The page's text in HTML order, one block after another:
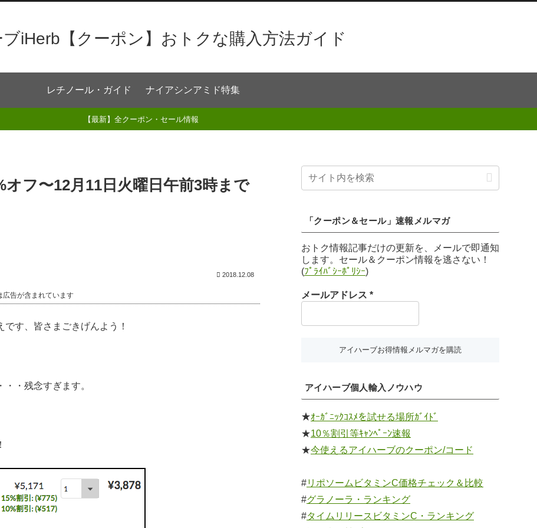
iHerb【クーポン】おトクな購入方法ガイド
レチノール・ガイド ナイアシンアミド特集
【最新】全クーポン・セール情報
オフ〜12月11日火曜日午前3時まで
2018.12.08
広告が含まれています
す、皆さまごきげんよう！
・残念すぎます。
「クーポン＆セール」速報メルマガ
おトク情報記事だけの更新を、メールで即通知
します。セール＆クーポン情報を逃さない！
(ﾌﾟﾗｲﾊﾞｼｰﾎﾟﾘｼｰ)
メールアドレス *
アイハーブ個人輸入ノウハウ
★ｵｰｶﾞﾆｯｸｺｽﾒを試せる場所ｶﾞｲﾄﾞ
★10％割引等ｷｬﾝﾍﾟｰﾝ速報
★今使えるアイハーブのクーポン/コード
#リポソームビタミンC価格チェック＆比較
#グラノーラ・ランキング
#タイムリリースビタミンC・ランキング